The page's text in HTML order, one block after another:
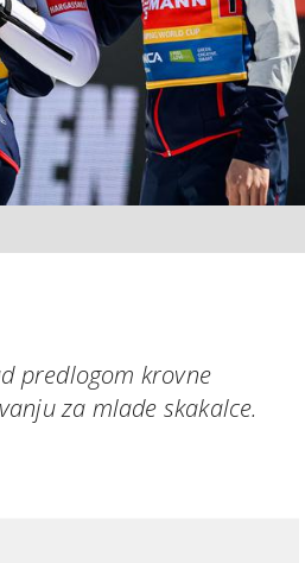
predlogom krovne
za mlade skakalce.